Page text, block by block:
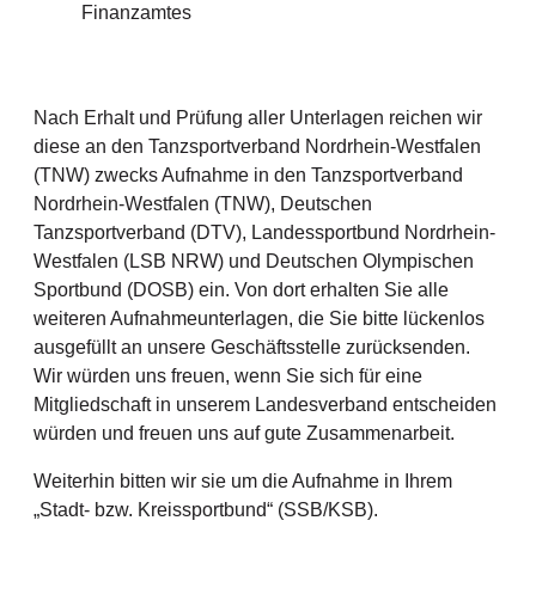
Finanzamtes
Nach Erhalt und Prüfung aller Unterlagen reichen wir
diese an den Tanzsportverband Nordrhein-Westfalen
(TNW) zwecks Aufnahme in den Tanzsportverband
Nordrhein-Westfalen (TNW), Deutschen
Tanzsportverband (DTV), Landessportbund Nordrhein-
Westfalen (LSB NRW) und Deutschen Olympischen
Sportbund (DOSB) ein. Von dort erhalten Sie alle
weiteren Aufnahmeunterlagen, die Sie bitte lückenlos
ausgefüllt an unsere Geschäftsstelle zurücksenden.
Wir würden uns freuen, wenn Sie sich für eine
Mitgliedschaft in unserem Landesverband entscheiden
würden und freuen uns auf gute Zusammenarbeit.
Weiterhin bitten wir sie um die Aufnahme in Ihrem
„Stadt- bzw. Kreissportbund“ (SSB/KSB).